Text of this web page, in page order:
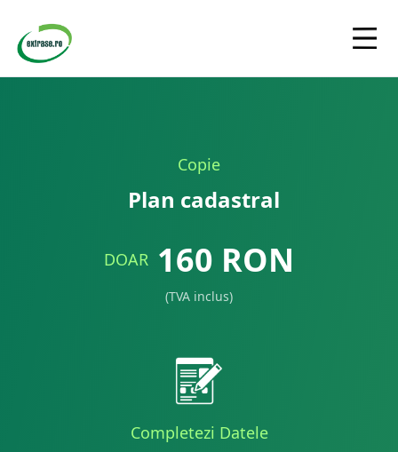
Copie
Plan cadastral
DOAR 160 RON
(TVA inclus)
Completezi Datele